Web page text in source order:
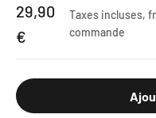
Prix de vente
29,90
€
Taxes incluses,
commande